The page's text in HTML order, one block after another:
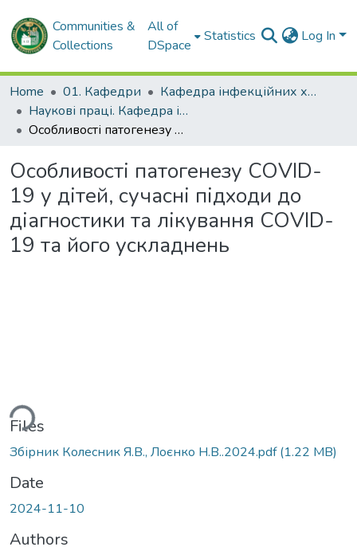
Communities &
Collections
All of
DSpace
Statistics Log In
Home 01. Кафедри
Кафедра інфекційних хвороб, дитячих інфекційних хвороб, фтизіатрії та пульмонології
Наукові праці. Кафедра інфекційних хвороб, дитячих інфекційних хвороб, фтизіатрії та пульмонології
Особливості патогенезу COVID-19 у дітей, сучасні підходи до діагностики та лікування COVID-19 та його ускладнень
Особливості патогенезу COVID-
19 у дітей, сучасні підходи до
діагностики та лікування COVID-
19 та його ускладнень
Files
Збірник Колесник Я.В., Лоєнко Н.В..2024.pdf(1.22 MB)
Date
2024-11-10
Authors